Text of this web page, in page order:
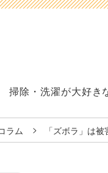
掃除・洗濯が大好き
ラム 「ズボラ」は